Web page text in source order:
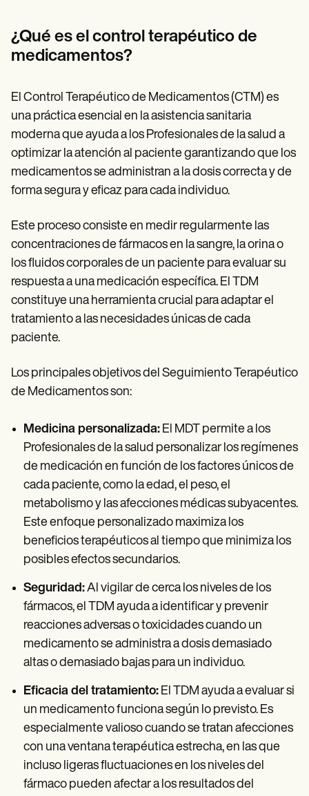
Demos
Training Hub
Webinars
Pricing
Why Carepatron?
Get started
¿Qué es el control terapéutico de
medicamentos?
El Control Terapéutico de Medicamentos (CTM) es
una práctica esencial en la asistencia sanitaria
moderna que ayuda a los Profesionales de la salud a
optimizar la atención al paciente garantizando que los
medicamentos se administran a la dosis correcta y de
forma segura y eficaz para cada individuo.
Este proceso consiste en medir regularmente las
concentraciones de fármacos en la sangre, la orina o
los fluidos corporales de un paciente para evaluar su
respuesta a una medicación específica. El TDM
constituye una herramienta crucial para adaptar el
tratamiento a las necesidades únicas de cada
paciente.
Los principales objetivos del Seguimiento Terapéutico
de Medicamentos son:
Medicina personalizada: El MDT permite a los
Profesionales de la salud personalizar los regímenes
de medicación en función de los factores únicos de
cada paciente, como la edad, el peso, el
metabolismo y las afecciones médicas subyacentes.
Este enfoque personalizado maximiza los
beneficios terapéuticos al tiempo que minimiza los
posibles efectos secundarios.
Seguridad:Al vigilar de cerca los niveles de los
fármacos, el TDM ayuda a identificar y prevenir
reacciones adversas o toxicidades cuando un
medicamento se administra a dosis demasiado
altas o demasiado bajas para un individuo.
Eficacia del tratamiento: El TDM ayuda a evaluar si
un medicamento funciona según lo previsto. Es
especialmente valioso cuando se tratan afecciones
con una ventana terapéutica estrecha, en las que
incluso ligeras fluctuaciones en los niveles del
fármaco pueden afectar a los resultados del